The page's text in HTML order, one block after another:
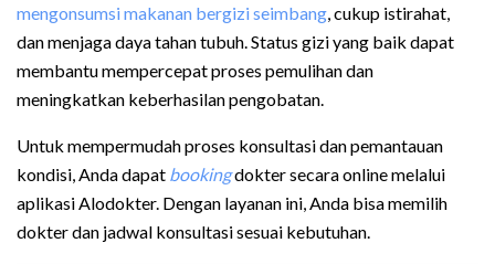
mengonsumsi makanan bergizi seimbang, cukup istirahat,
dan menjaga daya tahan tubuh. Status gizi yang baik dapat
membantu mempercepat proses pemulihan dan
meningkatkan keberhasilan pengobatan.
Untuk mempermudah proses konsultasi dan pemantauan
kondisi, Anda dapat bookingdokter secara online melalui
aplikasi Alodokter. Dengan layanan ini, Anda bisa memilih
dokter dan jadwal konsultasi sesuai kebutuhan.